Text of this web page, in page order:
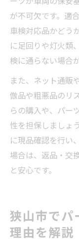
が不可欠です。適
車検対応品かどう
に足回りや灯火類
検に通らない場合
また、ネット通販
倣品や粗悪品のリ
らの購入や、パー
性を担保しましょ
に現品確認を行い
場合は、返品・交
と安心です。
狭山市でパ
理由を解説